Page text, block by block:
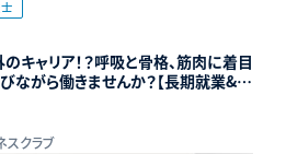
キャリア！？呼吸と骨格、筋肉に着目
ながら働きませんか？【長期就業&年
スクラブ